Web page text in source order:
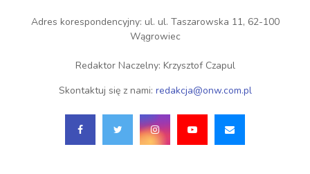
Adres korespondencyjny: ul. ul. Taszarowska 11, 62-100
Wągrowiec
Redaktor Naczelny: Krzysztof Czapul
Skontaktuj się z nami: redakcja@onw.com.pl